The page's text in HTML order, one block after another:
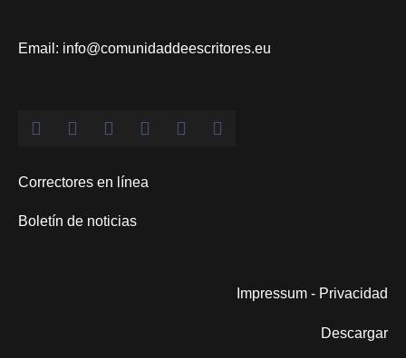
Email: info@comunidaddeescritores.eu
Correctores en línea
Boletín de noticias
Impressum - Privacidad
Descargar